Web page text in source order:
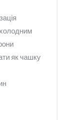
холодним
як чашку